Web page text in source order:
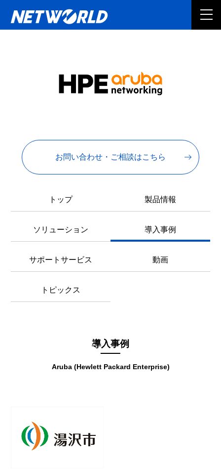
お問い合わせ・ご相談はこちら
トップ 製品情報
ソリューション 導入事例
サポートサービス 動画
トピックス
Aruba (Hewlett Packard Enterprise)
導入事例